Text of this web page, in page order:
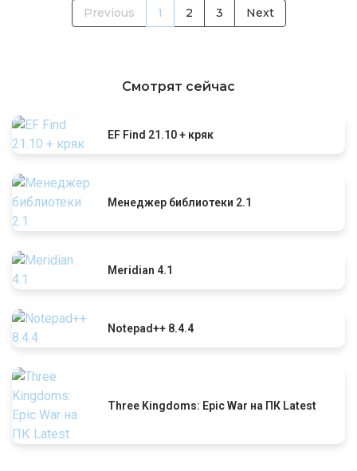
Previous 1 2 3 Next
Смотрят сейчас
EF Find 21.10 + кряк
Менеджер библиотеки 2.1
Meridian 4.1
Notepad++ 8.4.4
Three Kingdoms: Epic War на ПК Latest